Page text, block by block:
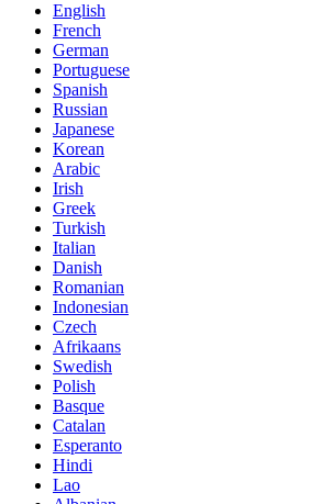
English
French
German
Portuguese
Spanish
Russian
Japanese
Korean
Arabic
Irish
Greek
Turkish
Italian
Danish
Romanian
Indonesian
Czech
Afrikaans
Swedish
Polish
Basque
Catalan
Esperanto
Hindi
Lao